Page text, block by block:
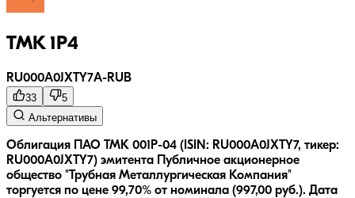
ТМК 1P4
RU000A0JXTY7A-RUB
33
5
Альтернативы
Облигация ПАО ТМК 001P-04 (ISIN: RU000A0JXTY7, тикер:
RU000A0JXTY7) эмитента Публичное акционерное
общество "Трубная Металлургическая Компания"
торгуется по цене 99,70% от номинала (997,00 руб.). Дата